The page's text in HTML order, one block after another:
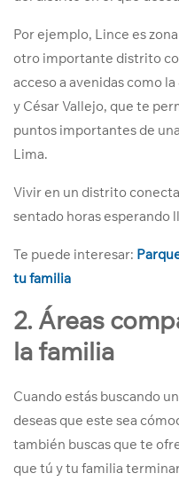
Por ejemplo, Lince es
otro importante distrito
acceso a avenidas como
y César Vallejo, que te
puntos importantes de
Lima.
Vivir en un distrito
sentado horas esperando
Te puede interesar:
tu familia
2. Áreas
la familia
Cuando estás buscando un
deseas que este sea
también buscas que te
que tú y tu familia